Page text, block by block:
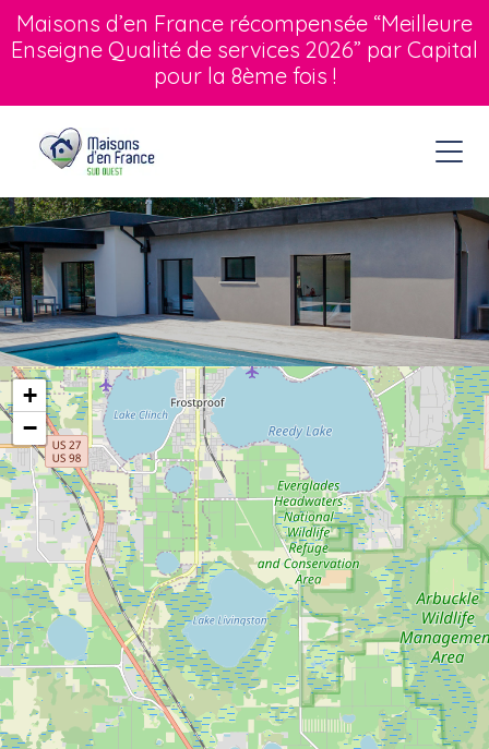
Maisons d’en France récompensée “Meilleure
Enseigne Qualité de services 2026” par Capital
pour la 8ème fois !
+
−